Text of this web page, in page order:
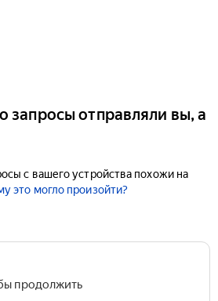
запросы отправляли вы, а
с вашего устройства похожи на
это могло произойти?
продолжить